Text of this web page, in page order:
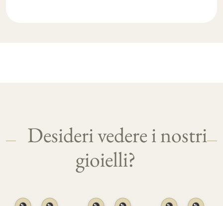
Desideri vedere i nostri
gioielli?